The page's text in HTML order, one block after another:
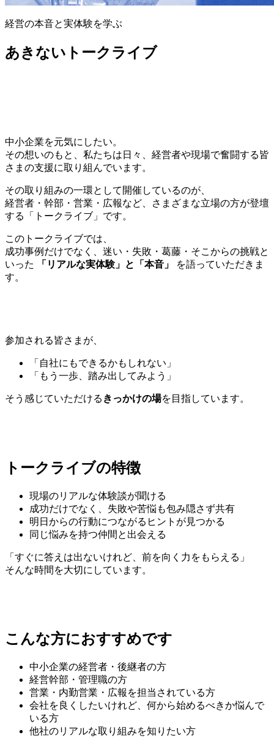
経営の本音と実体験を学ぶ
あきないトークライブ
中小企業を元気にしたい。
その想いのもと、私たちは日々、経営者や現場で奮闘する皆
さまの支援に取り組んでいます。
その取り組みの一環として開催しているのが、
経営者・幹部・営業・広報など、さまざまな立場の方が登壇
する「トークライブ」です。
このトークライブでは、
成功事例だけでなく、迷い・失敗・葛藤・そこからの挑戦と
いった
「リアルな実体験」と「本音」
を語っていただきま
す。
参加される皆さまが、
「自社にもできるかもしれない」
「もう一歩、踏み出してみよう」
そう感じていただける きっかけの場を目指しています。
トークライブの特徴
現場のリアルな体験談が聞ける
成功だけでなく、失敗や苦悩も包み隠さず共有
明日からの行動につながるヒントが見つかる
同じ悩みを持つ仲間と出会える
「すぐに答えは出ないけれど、前を向く力をもらえる」
そんな時間を大切にしています。
こんな方におすすめです
中小企業の経営者・後継者の方
経営幹部・管理職の方
営業・内勤営業・広報を担当されている方
会社を良くしたいけれど、何から始めるべきか悩んで
いる方
他社のリアルな取り組みを知りたい方